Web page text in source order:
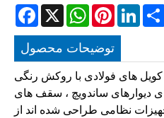
Facebook
X WhatsAppPinterest
توضیحات محصول
کویل های فولادی با روکش رنگی PPGI/PPGL و نوارهای فلزی
دیوارهای ساندویچ ، سقف های
نظامی طراحی شده اند از